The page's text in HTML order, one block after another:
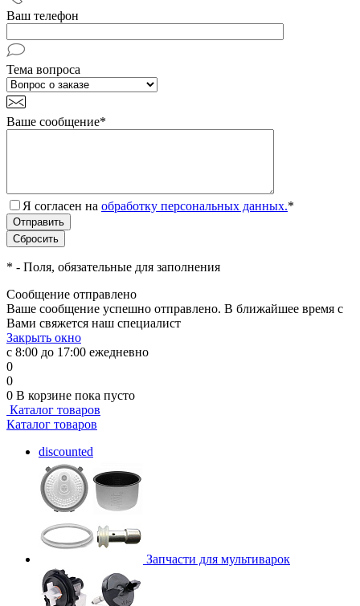
Ваш телефон
Тема вопроса
Ваше сообщение*
Я согласен на обработку персональных данных.*
* - Поля, обязательные для заполнения
Сообщение отправлено
Ваше сообщение успешно отправлено. В ближайшее время с
Вами свяжется наш специалист
Закрыть окно
с 8:00 до 17:00 ежедневно
0
0
0 В корзине пока пусто
Каталог товаров
Каталог товаров
discounted
Запчасти для мультиварок